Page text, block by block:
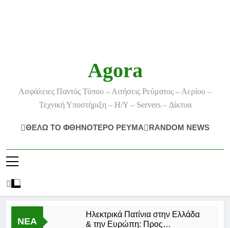
Agora
Ασφάλειες Παντός Τύπου – Αιτήσεις Ρεύματος – Αερίου –
Τεχνική Υποστήριξη – Η/Υ – Servers – Δίκτυα
ΘΕΛΩ ΤΟ ΦΘΗΝΟΤΕΡΟ ΡΕΥΜΑ RANDOM NEWS
ΝΕΑ
Ηλεκτρικά Πατίνια στην Ελλάδα
& την Ευρώπη: Προς